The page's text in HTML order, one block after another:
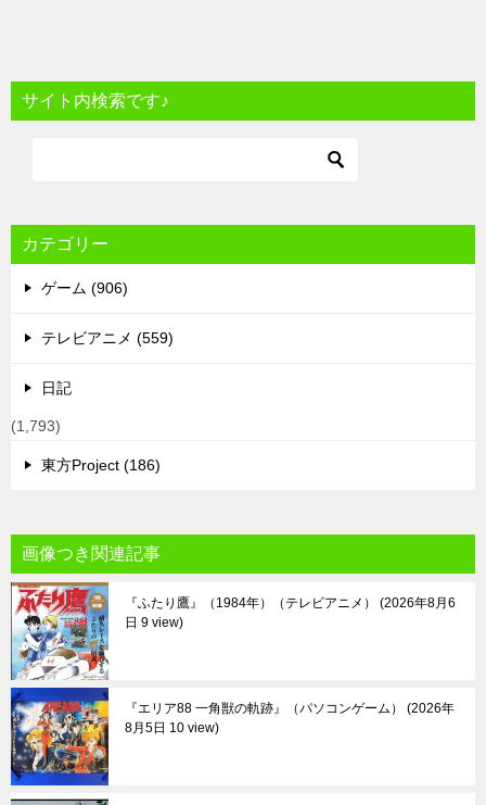
サイト内検索です♪
カテゴリー
ゲーム (906)
テレビアニメ (559)
日記
(1,793)
東方Project (186)
画像つき関連記事
『ふたり鷹』（1984年）（テレビアニメ）
2026年8月6
日 9 view
『エリア88 一角獣の軌跡』（パソコンゲーム）
2026年
8月5日 10 view